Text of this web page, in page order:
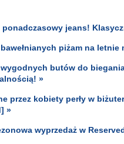
ponadczasowy jeans!
piżam na
wygodnych butów do
»
przez kobiety perły w
»
wyprzedaż w